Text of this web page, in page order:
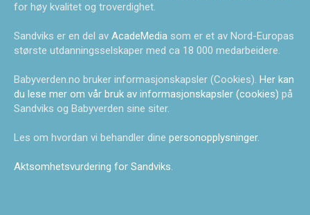
for høy kvalitet og troverdighet.
Sandviks er en del av AcadeMedia som er et av Nord-Europas
største utdanningsselskaper med ca 18 000 medarbeidere.
Babyverden.no bruker informasjonskapsler (Cookies). Her kan
du lese mer om vår bruk av informasjonskapsler (cookies) på
Sandviks og Babyverden sine siter.
Les om hvordan vi behandler dine personopplysninger.
Aktsomhetsvurdering for Sandviks.